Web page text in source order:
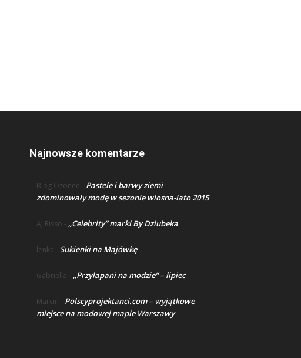
Najnowsze komentarze
Blog Ozonee - Pastele i barwy ziemi
zdominowały modę w sezonie wiosna-lato 2015
AJ Risso - „Celebrity” marki By Dziubeka
lenka - Sukienki na Majówkę
Gabriella - „Przyłapani na modzie” – lipiec
Marcin - Polscyprojektanci.com – wyjątkowe
miejsce na modowej mapie Warszawy